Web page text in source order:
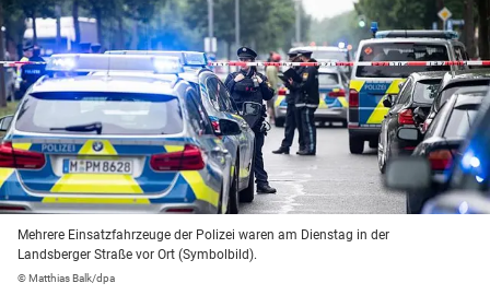
Mehrere Einsatzfahrzeuge der Polizei waren am Dienstag in der
Landsberger Straße vor Ort (Symbolbild).
© Matthias Balk/dpa